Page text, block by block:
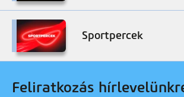
Sportpercek
Feliratkozás